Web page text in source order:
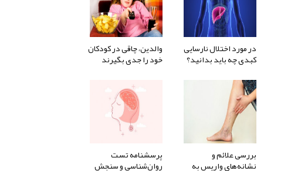
در مورد اختلال نارسایی
کبدی چه باید بدانید؟
والدین، چاقی در کودکان
خود را جدی بگیرند
بررسی علائم و
نشانه‌های واریس به
پرسشنامه تست
روان‌شناسی و سنجش